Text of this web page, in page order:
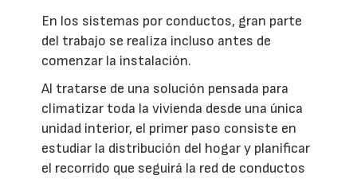
En los sistemas por conductos, gran parte
del trabajo se realiza incluso antes de
comenzar la instalación.
Al tratarse de una solución pensada para
climatizar toda la vivienda desde una única
unidad interior, el primer paso consiste en
estudiar la distribución del hogar y planificar
el recorrido que seguirá la red de conductos